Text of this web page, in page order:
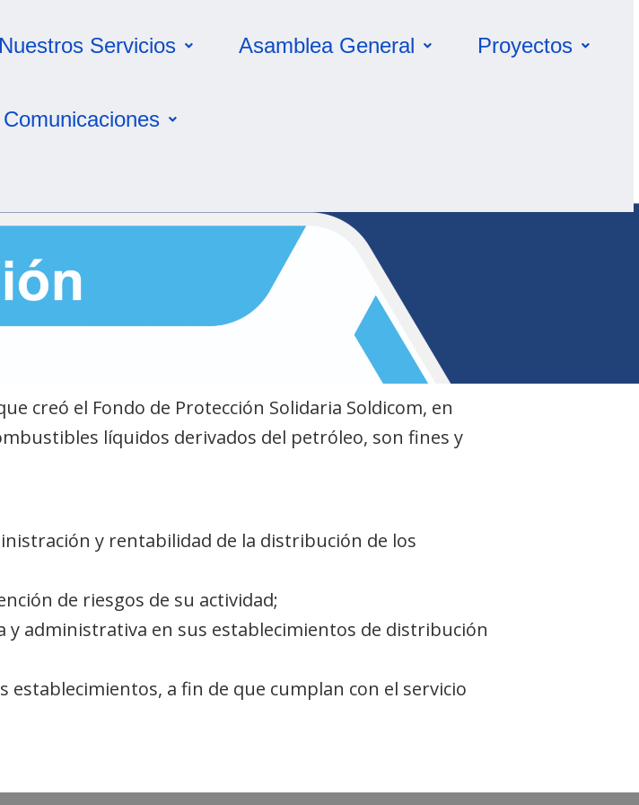
Nuestros Servicios Asamblea General Proyectos
Comunicaciones
creó el Fondo de Protección Solidaria Soldicom, en
líquidos derivados del petróleo, son fines y
y rentabilidad de la distribución de los
de riesgos de su actividad;
y administrativa en sus establecimientos de distribución
establecimientos, a fin de que cumplan con el servicio